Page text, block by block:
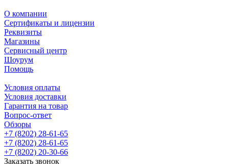
О компании
Сертификаты и лицензии
Реквизиты
Магазины
Сервисный центр
Шоурум
Помощь
Условия оплаты
Условия доставки
Гарантия на товар
Вопрос-ответ
Обзоры
+7 (8202) 28‑61-65
+7 (8202) 28‑61-65
+7 (8202) 20‑30-66
Заказать звонок